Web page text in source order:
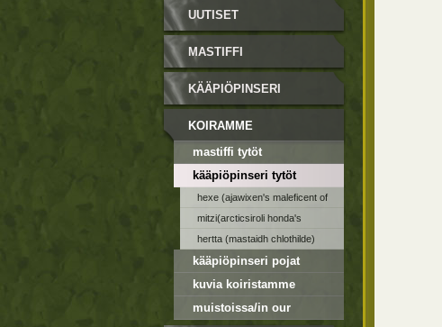
UUTISET
MASTIFFI
KÄÄPIÖPINSERI
KOIRAMME
mastiffi tytöt
kääpiöpinseri tytöt
hexe (ajawixen's maleficent of
echo)
mitzi(arcticsiroli honda's
endless star)
hertta (mastaidh chlothilde)
sijoituksessa
kääpiöpinseri pojat
kuvia koiristamme
muistoissa/in our